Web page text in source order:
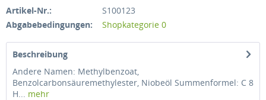
Artikel-Nr.:
S100123
Abgabebedingungen:
Shopkategorie 0
Beschreibung
Andere Namen: Methylbenzoat,
Benzolcarbonsäuremethylester, Niobeöl Summenformel: C 8
H... mehr